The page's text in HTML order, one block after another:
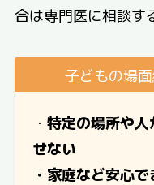
合は専門医に相談す
子どもの場
・特定の場所や
せない
・家庭など安心